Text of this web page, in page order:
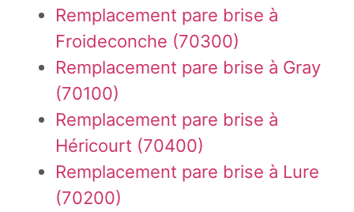
Remplacement pare brise à
Froideconche (70300)
Remplacement pare brise à Gray
(70100)
Remplacement pare brise à
Héricourt (70400)
Remplacement pare brise à Lure
(70200)